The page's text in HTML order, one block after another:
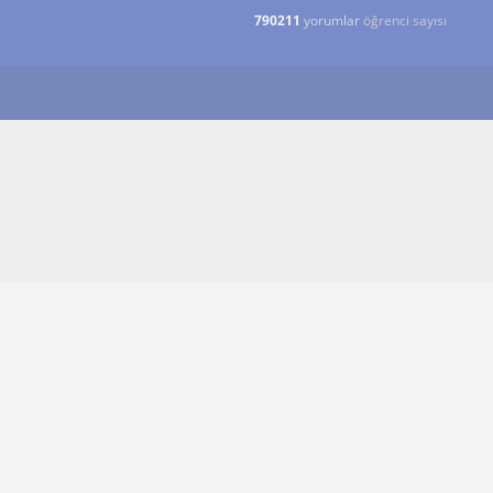
790211 yorumlar öğrenci sayısı